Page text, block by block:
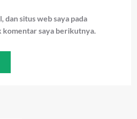
dan situs web saya pada
komentar saya berikutnya.